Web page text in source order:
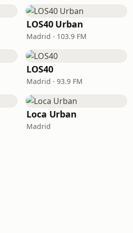
LOS40 Urban
Madrid · 103.9 FM
LOS40
Madrid · 93.9 FM
Loca Urban
Madrid